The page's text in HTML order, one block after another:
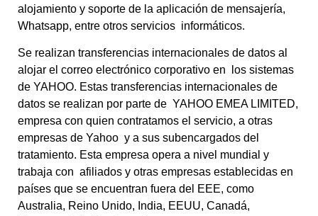
alojamiento y soporte de la aplicación de mensajería,
Whatsapp, entre otros servicios informáticos.
Se realizan transferencias internacionales de datos al
alojar el correo electrónico corporativo en los sistemas
de YAHOO. Estas transferencias internacionales de
datos se realizan por parte de YAHOO EMEA LIMITED,
empresa con quien contratamos el servicio, a otras
empresas de Yahoo y a sus subencargados del
tratamiento. Esta empresa opera a nivel mundial y
trabaja con afiliados y otras empresas establecidas en
países que se encuentran fuera del EEE, como
Australia, Reino Unido, India, EEUU, Canadá,